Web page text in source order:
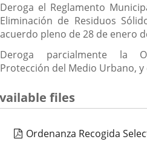
Deroga el Reglamento
Eliminación de Residuos
acuerdo pleno de 28 de enero
Deroga parcialmente la
Protección del Medio Urbano,
files
Ordenanza Recogida